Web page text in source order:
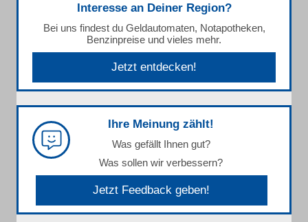
Interesse an Deiner Region?
Bei uns findest du Geldautomaten, Notapotheken,
Benzinpreise und vieles mehr.
Jetzt entdecken!
Ihre Meinung zählt!
Was gefällt Ihnen gut?
Was sollen wir verbessern?
Jetzt Feedback geben!